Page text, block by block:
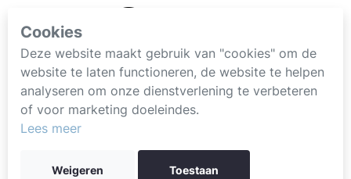
Cookies
Deze website maakt gebruik van "cookies" om de
website te laten functioneren, de website te helpen
analyseren om onze dienstverlening te verbeteren
of voor marketing doeleindes.
Lees meer
Weigeren Toestaan